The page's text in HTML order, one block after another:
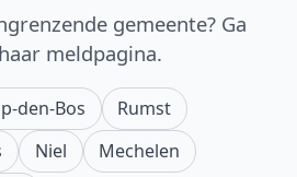
gemeente? Ga
meldpagina.
den-Bos
Rumst
Niel
Mechelen